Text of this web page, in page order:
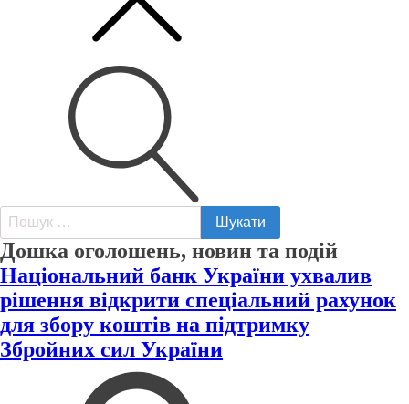
Пошук:
Дошка оголошень, новин та подій
Національний банк України ухвалив
рішення відкрити спеціальний рахунок
для збору коштів на підтримку
Збройних сил України